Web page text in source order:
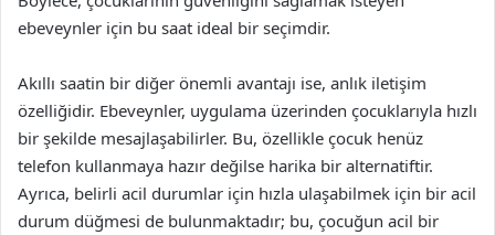
ebeveynler için bu saat ideal bir seçimdir.
Akıllı saatin bir diğer önemli avantajı ise, anlık iletişim
özelliğidir. Ebeveynler, uygulama üzerinden çocuklarıyla hızlı
bir şekilde mesajlaşabilirler. Bu, özellikle çocuk henüz
telefon kullanmaya hazır değilse harika bir alternatiftir.
Ayrıca, belirli acil durumlar için hızla ulaşabilmek için bir acil
durum düğmesi de bulunmaktadır; bu, çocuğun acil bir